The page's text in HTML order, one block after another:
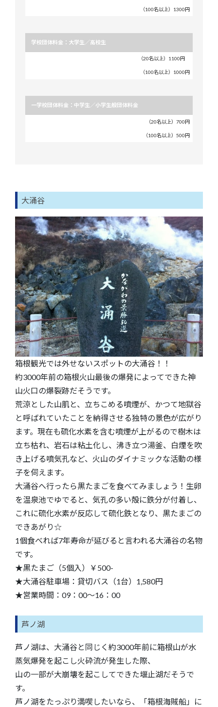
（100名以上）1300円
学校団体料金：大学生／高校生
（20名以上）1100円
（100名以上）1000円
一学校団体料金：中学生／小学生般団体料金
（20名以上）700円
（100名以上）500円
大涌谷
箱根観光では外せないスポットの大涌谷！！
約3000年前の箱根火山最後の爆発によってできた神
山火口の爆裂跡だそうです。
荒涼とした山肌と、立ちこめる噴煙が、かつて地獄谷
と呼ばれていたことを納得させる独特の景色が広がり
ます。現在も硫化水素を含む噴煙が上がるので樹木は
立ち枯れ、岩石は粘土化し、沸き立つ湯釜、白煙を吹
き上げる噴気孔など、火山のダイナミックな活動の様
子を伺えます。
大涌谷へ行ったら黒たまごを食べてみましょう！生卵
を温泉池でゆでると、気孔の多い殻に鉄分が付着し、
これに硫化水素が反応して硫化鉄となり、黒たまごの
できあがり☆
1個食べれば7年寿命が延びると言われる大涌谷の名物
です。
★黒たまご（5個入）￥500-
★大涌谷駐車場：貸切バス（1台）1,580円
★営業時間：09：00～16：00
芦ノ湖
芦ノ湖は、大涌谷と同じく約3000年前に箱根山が水
蒸気爆発を起こし火砕流が発生した際、
山の一部が大崩壊を起こしてできた堰止湖だそうで
す。
芦ノ湖をたっぷり満喫したいなら、「箱根海賊船」に